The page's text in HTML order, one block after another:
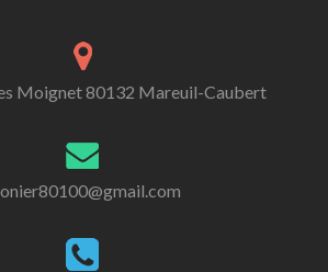
Moignet 80132 Mareuil-Caubert